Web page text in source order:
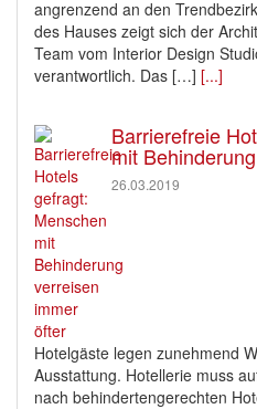
angrenzend an den
des Hauses zeigt sich der
Team vom Interior Design
verantwortlich. Das […] [...]
Barrierefreie
mit
26.03.2019
Hotelgäste legen zunehmend
Ausstattung. Hotellerie muss
nach behindertengerechten